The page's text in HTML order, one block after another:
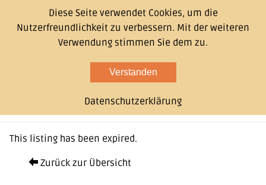
This listing has been expired.
Zurück zur Übersicht
Diese Seite verwendet Cookies, um die
Nutzerfreundlichkeit zu verbessern. Mit der weiteren
Verwendung stimmen Sie dem zu.
Verstanden
Datenschutzerklärung